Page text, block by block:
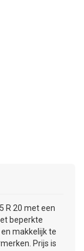
R 20 met een
beperkte
makkelijk te
Prijs is